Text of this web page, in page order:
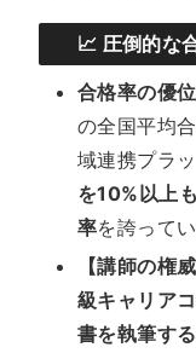
📈 圧倒的な
合格率の優位
の全国平均
域連携プラ
を10%以上
率を誇ってい
【講師の権威
級キャリア
書を執筆す